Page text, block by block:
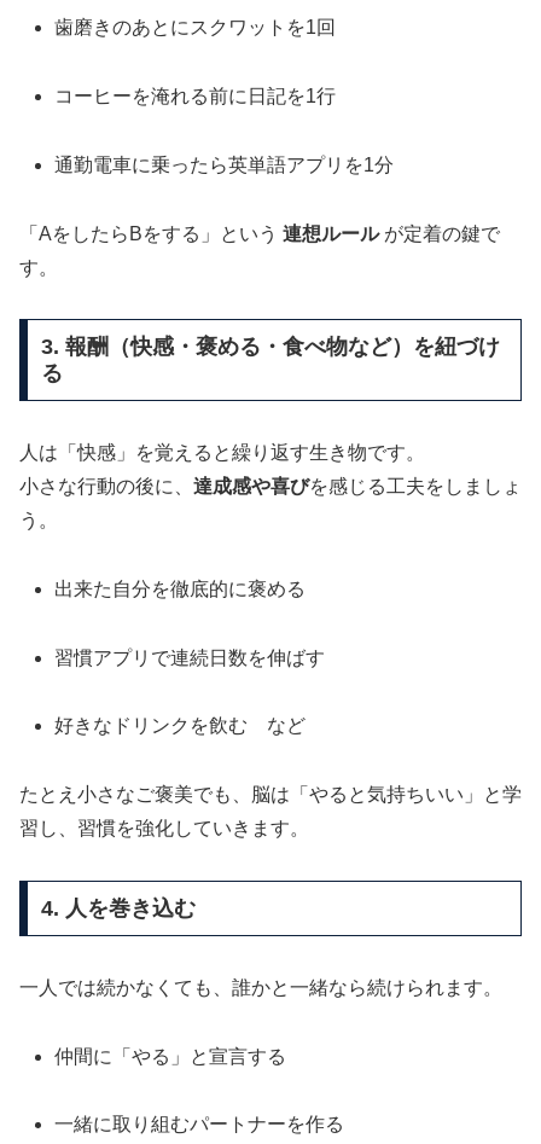
歯磨きのあとにスクワットを1回
コーヒーを淹れる前に日記を1行
通勤電車に乗ったら英単語アプリを1分
「AをしたらBをする」という 連想ルールが定着の鍵で
す。
3. 報酬（快感・褒める・食べ物など）を紐づけ
る
人は「快感」を覚えると繰り返す生き物です。
小さな行動の後に、 達成感や喜びを感じる工夫をしましょ
う。
出来た自分を徹底的に褒める
習慣アプリで連続日数を伸ばす
好きなドリンクを飲む など
たとえ小さなご褒美でも、脳は「やると気持ちいい」と学
習し、習慣を強化していきます。
4. 人を巻き込む
一人では続かなくても、誰かと一緒なら続けられます。
仲間に「やる」と宣言する
一緒に取り組むパートナーを作る